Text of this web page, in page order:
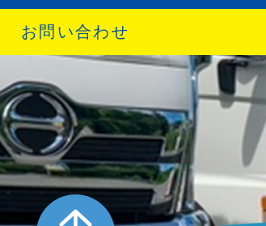
お問い合わせ